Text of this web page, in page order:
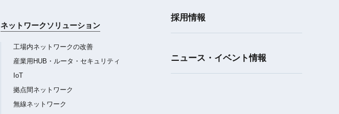
ネットワークソリューション
工場内ネットワークの改善
産業用HUB・ルータ・セキュリティ
IoT
拠点間ネットワーク
無線ネットワーク
採用情報
ニュース・イベント情報